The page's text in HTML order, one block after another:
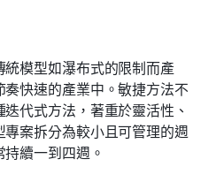
統模型如瀑布式的限制而產
快速的產業中。敏捷方法不
代式方法，著重於靈活性、
案拆分為較小且可管理的週
續一到四週。